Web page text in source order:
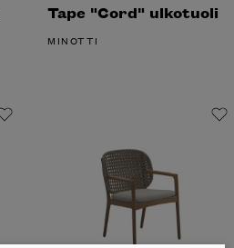
Tape "Cord" ulkotuoli
MINOTTI